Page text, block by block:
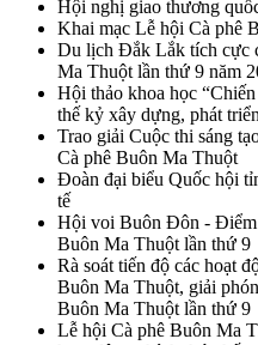
Hội nghị giao thương
Khai mạc Lễ hội Cà phê
Du lịch Đắk Lắk tích cực
Ma Thuột lần thứ 9 năm
Hội thảo khoa học
thế kỷ xây dựng, phát
Trao giải Cuộc thi sáng
Cà phê Buôn Ma Thuột
Đoàn đại biểu Quốc hội
tế
Hội voi Buôn Đôn - Điểm
Buôn Ma Thuột lần thứ 9
Rà soát tiến độ các hoạt
Buôn Ma Thuột, giải
Buôn Ma Thuột lần thứ 9
Lễ hội Cà phê Buôn Ma